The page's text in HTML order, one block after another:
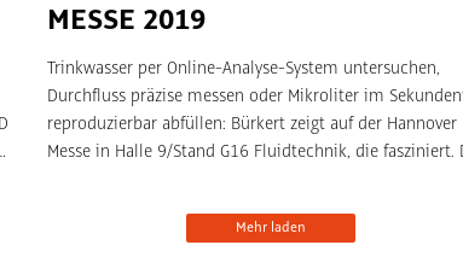
MESSE 2019
Trinkwasser per Online-Analyse-System untersuchen,
Durchfluss präzise messen oder Mikroliter im
reproduzierbar abfüllen: Bürkert zeigt auf der Hannover
Messe in Halle 9/Stand G16 Fluidtechnik, die fasziniert. Der
Inszenierung beinhaltet die Architekturplanung, die
Mehr laden